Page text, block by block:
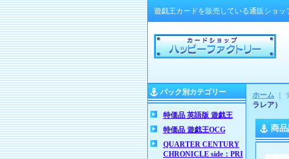
遊戯王カードを販売している通販ショッ
パック別カテゴリー
特価品 英語版 遊戯王
特価品 遊戯王OCG
QUARTER CENTURY
CHRONICLE side：PRI
ホーム｜
ラレア）
商品